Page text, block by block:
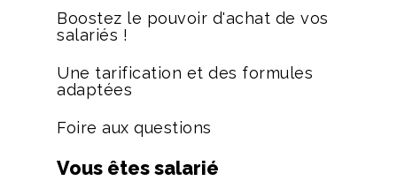
Boostez le pouvoir d'achat de vos
salariés !
Une tarification et des formules
adaptées
Foire aux questions
Vous êtes salarié